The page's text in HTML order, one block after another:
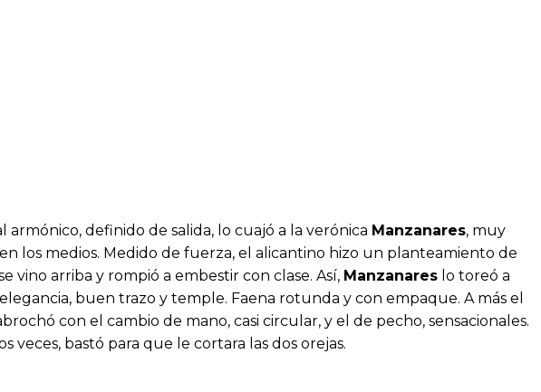
definido de salida, lo cuajó a la verónica Manzanares, muy
los medios. Medido de fuerza, el alicantino hizo un planteamiento de
vino arriba y rompió a embestir con clase. Así, Manzanares lo toreó a
buen trazo y temple. Faena rotunda y con empaque. A más el
con el cambio de mano, casi circular, y el de pecho, sensacionales.
bastó para que le cortara las dos orejas.